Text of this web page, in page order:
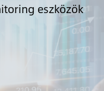
eszközök